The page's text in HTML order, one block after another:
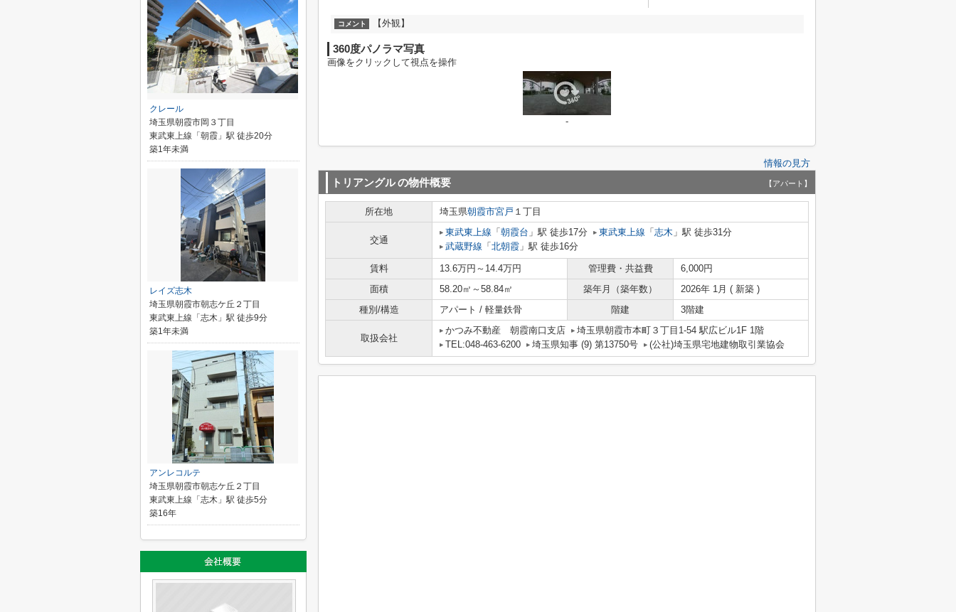
コメント 【外観】
360度パノラマ写真
画像をクリックして視点を操作
-
情報の見方
トリアングルの物件概要 【アパート】
所在地 埼玉県朝霞市宮戸 １丁目
交通
東武東上線 「 朝霞台 」駅 徒歩17分 東武東上線 「 志木 」駅 徒歩31分
武蔵野線 「 北朝霞 」駅 徒歩16分
賃料 13.6万円～14.4万円 管理費・共益費
6,000円
面積
58.20㎡～58.84㎡ 築年月（築年数）
2026年 1月 ( 新築 )
種別/構造
アパート / 軽量鉄骨 階建 3階建
取扱会社
かつみ不動産 朝霞南口支店
埼玉県朝霞市本町３丁目1-54 駅広ビル1F 1階
TEL:048-463-6200
埼玉県知事 (9) 第13750号 (公社)埼玉県宅地建物取引業協会
クレール
埼玉県朝霞市岡３丁目
東武東上線「朝霞」駅 徒歩20分
築1年未満
レイズ志木
埼玉県朝霞市朝志ケ丘２丁目
東武東上線「志木」駅 徒歩9分
築1年未満
アンレコルテ
埼玉県朝霞市朝志ケ丘２丁目
東武東上線「志木」駅 徒歩5分
築16年